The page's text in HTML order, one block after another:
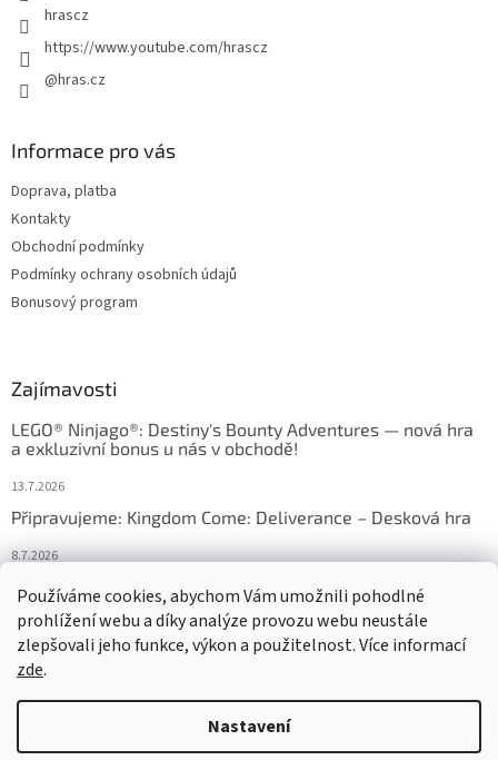
Používáme cookies, abychom Vám umožnili pohodlné
prohlížení webu a díky analýze provozu webu neustále
zlepšovali jeho funkce, výkon a použitelnost. Více informací
zde.
Nastavení
hrascz
https://www.youtube.com/hrascz
@hras.cz
Informace pro vás
Doprava, platba
Kontakty
Obchodní podmínky
Podmínky ochrany osobních údajů
Bonusový program
Zajímavosti
LEGO® Ninjago®: Destiny's Bounty Adventures — nová hra
a exkluzivní bonus u nás v obchodě!
13.7.2026
Připravujeme: Kingdom Come: Deliverance – Desková hra
8.7.2026
Nejlepší deskové hry: výběr, který frčí v celém Česku
18.6.2026